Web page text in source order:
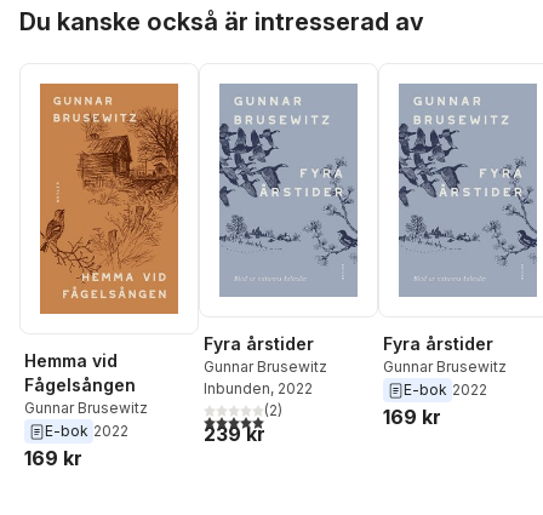
Du kanske också är intresserad av
Hemma vid
Fågelsången
Gunnar Brusewitz
E-bok 2022
169 kr
Fyra årstider
Gunnar Brusewitz
Inbunden, 2022
5,0utav 5 stjärnor. Totalt antal röster:
(2)
239 kr
Fyra årstider
Gunnar Brusewitz
E-bok 2022
169 kr